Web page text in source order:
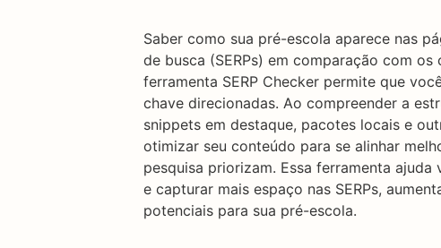
Saber como sua pré-escola aparece nas
de busca (SERPs) em comparação com
ferramenta SERP Checker permite que
chave direcionadas. Ao compreender a
snippets em destaque, pacotes locais e
otimizar seu conteúdo para se alinhar
pesquisa priorizam. Essa ferramenta
e capturar mais espaço nas SERPs,
potenciais para sua pré-escola.